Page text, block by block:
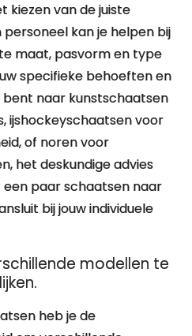
kiezen van de juiste
kan je helpen bij
maat, pasvorm en type
specifieke behoeften en
bent naar kunstschaatsen
ijshockeyschaatsen voor
of noren voor
het deskundige advies
paar schaatsen naar
bij jouw individuele
modellen te
heb je de